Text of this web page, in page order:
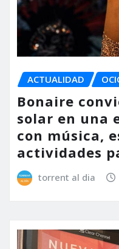
ACTUALIDAD
Bonaire
solar en una
con música,
actividades
torrent al dia